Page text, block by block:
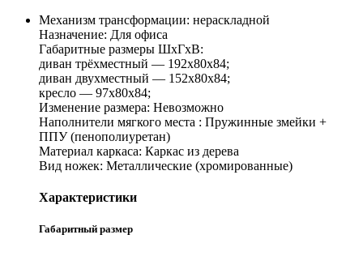
Механизм трансформации: нераскладной
Назначение: Для офиса
Габаритные размеры ШxГxВ:
диван трёхместный — 192x80x84;
диван двухместный — 152x80x84;
кресло — 97x80x84;
Изменение размера: Невозможно
Наполнители мягкого места : Пружинные змейки +
ППУ (пенополиуретан)
Материал каркаса: Каркас из дерева
Вид ножек: Металлические (хромированные)
Характеристики
Габаритный размер